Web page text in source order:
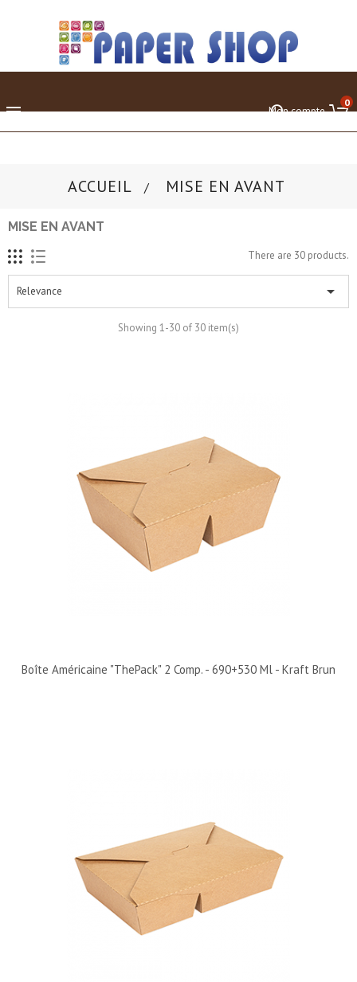
 0
Mon compte
ACCUEIL MISE EN AVANT
MISE EN AVANT
There are 30 products.
Relevance 
Showing 1-30 of 30 item(s)
Boîte Américaine "ThePack" 2 Comp. - 690+530 Ml - Kraft Brun